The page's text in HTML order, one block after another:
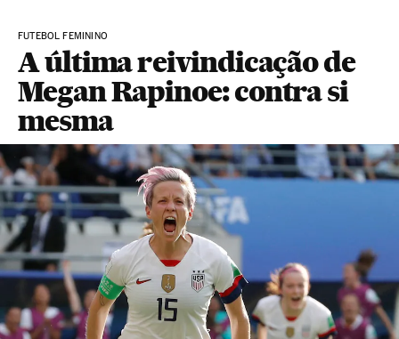
FUTEBOL FEMININO
A última reivindicação de
Megan Rapinoe: contra si
mesma